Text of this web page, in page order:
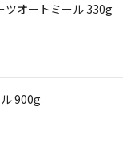
ツオートミール 330g
900g